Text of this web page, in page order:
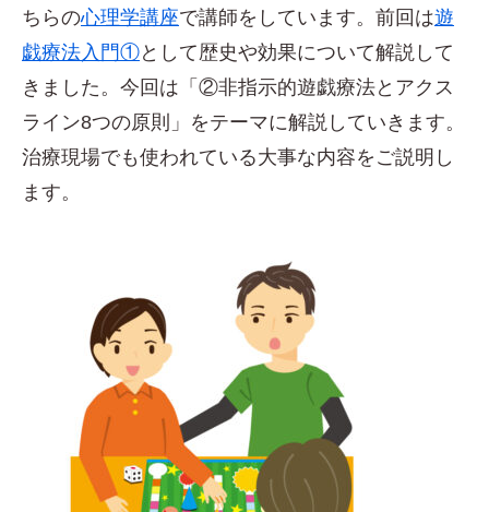
ちらの心理学講座で講師をしています。前回は遊
戯療法入門①として歴史や効果について解説して
きました。今回は「②非指示的遊戯療法とアクス
ライン8つの原則」をテーマに解説していきます。
治療現場でも使われている大事な内容をご説明し
ます。